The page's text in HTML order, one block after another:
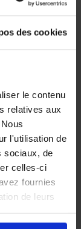
des cookies
le contenu
relatives aux
l'utilisation de
sociaux, de
celles-ci
fournies
de leurs
?
?
?